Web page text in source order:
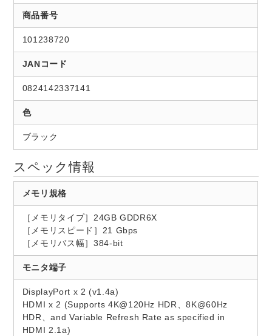
商品番号
101238720
JANコード
0824142337141
色
ブラック
スペック情報
メモリ規格
［メモリタイプ］24GB GDDR6X
［メモリスピード］21 Gbps
［メモリバス幅］384-bit
モニタ端子
DisplayPort x 2 (v1.4a)
HDMI x 2 (Supports 4K@120Hz HDR、8K@60Hz
HDR、and Variable Refresh Rate as specified in
HDMI 2.1a)